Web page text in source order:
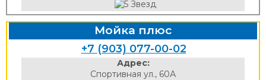
Мойка плюс
+7 (903) 077-00-02
Адрес:
Спортивная ул., 60А